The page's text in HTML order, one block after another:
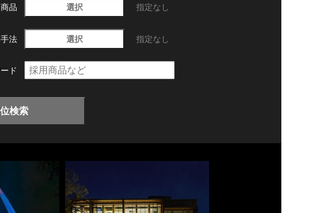
品 選択 指定なし
法 選択 指定なし
ド
検索